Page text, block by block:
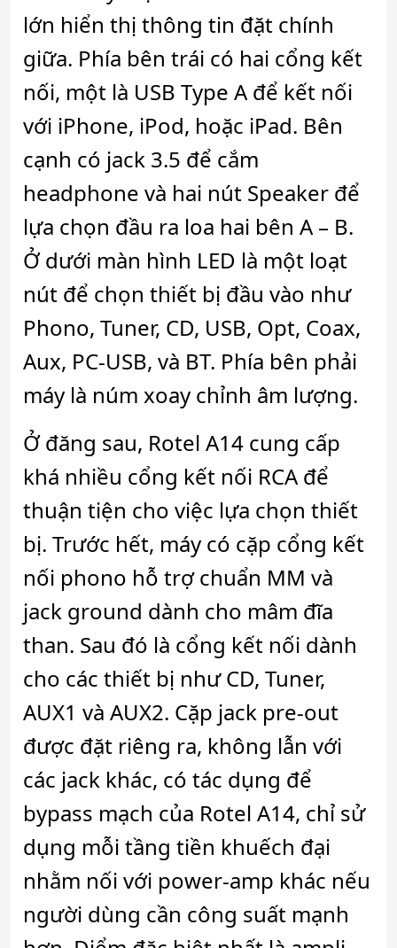
lớn hiển thị thông tin đặt chính
giữa. Phía bên trái có hai cổng kết
nối, một là USB Type A để kết nối
với iPhone, iPod, hoặc iPad. Bên
cạnh có jack 3.5 để cắm
headphone và hai nút Speaker để
lựa chọn đầu ra loa hai bên A – B.
Ở dưới màn hình LED là một loạt
nút để chọn thiết bị đầu vào như
Phono, Tuner, CD, USB, Opt, Coax,
Aux, PC-USB, và BT. Phía bên phải
máy là núm xoay chỉnh âm lượng.
Ở đăng sau, Rotel A14 cung cấp
khá nhiều cổng kết nối RCA để
thuận tiện cho việc lựa chọn thiết
bị. Trước hết, máy có cặp cổng kết
nối phono hỗ trợ chuẩn MM và
jack ground dành cho mâm đĩa
than. Sau đó là cổng kết nối dành
cho các thiết bị như CD, Tuner,
AUX1 và AUX2. Cặp jack pre-out
được đặt riêng ra, không lẫn với
các jack khác, có tác dụng để
bypass mạch của Rotel A14, chỉ sử
dụng mỗi tầng tiền khuếch đại
nhằm nối với power-amp khác nếu
người dùng cần công suất mạnh